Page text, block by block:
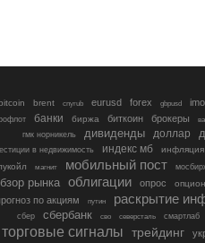
brent cnyrub eurusd forex gbpusd
банки биржа биткоин брокеры
гмк норникель
дивиденды доллар
в недвижимость индекс мб
инфляция
магнит мобильный пост
рынка облигации опрос
по акциям путин раскрытие
сбер сбербанк сво северсталь смартлаб
торговые сигналы трейдинг